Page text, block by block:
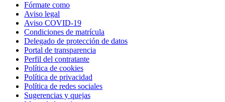
Fórmate como
Aviso legal
Aviso COVID-19
Condiciones de matrícula
Delegado de protección de datos
Portal de transparencia
Perfil del contratante
Política de cookies
Política de privacidad
Política de redes sociales
Sugerencias y quejas